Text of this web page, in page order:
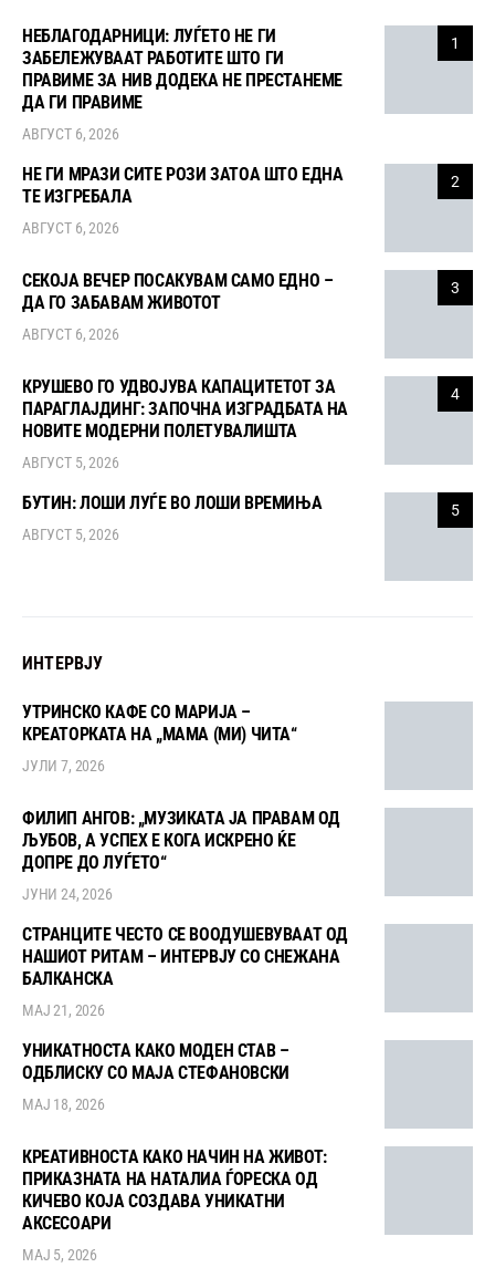
1
НЕБЛАГОДАРНИЦИ: ЛУЃЕТО НЕ ГИ
ЗАБЕЛЕЖУВААТ РАБОТИТЕ ШТО ГИ
ПРАВИМЕ ЗА НИВ ДОДЕКА НЕ ПРЕСТАНЕМЕ
ДА ГИ ПРАВИМЕ
АВГУСТ 6, 2026
2
НЕ ГИ МРАЗИ СИТЕ РОЗИ ЗАТОА ШТО ЕДНА
ТЕ ИЗГРЕБАЛА
АВГУСТ 6, 2026
3
СЕКОЈА ВЕЧЕР ПОСАКУВАМ САМО ЕДНО –
ДА ГО ЗАБАВАМ ЖИВОТОТ
АВГУСТ 6, 2026
4
КРУШЕВО ГО УДВОЈУВА КАПАЦИТЕТОТ ЗА
ПАРАГЛАЈДИНГ: ЗАПОЧНА ИЗГРАДБАТА НА
НОВИТЕ МОДЕРНИ ПОЛЕТУВАЛИШТА
АВГУСТ 5, 2026
5
БУТИН: ЛОШИ ЛУЃЕ ВО ЛОШИ ВРЕМИЊА
АВГУСТ 5, 2026
ИНТЕРВЈУ
УТРИНСКО КАФЕ СО МАРИЈА –
КРЕАТОРКАТА НА „МАМА (МИ) ЧИТА“
ЈУЛИ 7, 2026
ФИЛИП АНГОВ: „МУЗИКАТА ЈА ПРАВАМ ОД
ЉУБОВ, А УСПЕХ Е КОГА ИСКРЕНО ЌЕ
ДОПРЕ ДО ЛУЃЕТО“
ЈУНИ 24, 2026
СТРАНЦИТЕ ЧЕСТО СЕ ВООДУШЕВУВААТ ОД
НАШИОТ РИТАМ – ИНТЕРВЈУ СО СНЕЖАНА
БАЛКАНСКА
МАЈ 21, 2026
УНИКАТНОСТА КАКО МОДЕН СТАВ –
ОДБЛИСКУ СО МАЈА СТЕФАНОВСКИ
МАЈ 18, 2026
КРЕАТИВНОСТА КАКО НАЧИН НА ЖИВОТ:
ПРИКАЗНАТА НА НАТАЛИА ЃОРЕСКА ОД
КИЧЕВО КОЈА СОЗДАВА УНИКАТНИ
АКСЕСОАРИ
МАЈ 5, 2026